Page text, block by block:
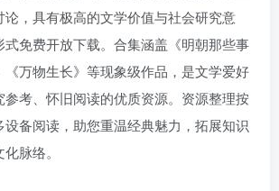
，具有极高的文学价值与社会研究意
式免费开放下载。合集涵盖《明朝那些事
《万物生长》等现象级作品，是文学爱好
考、怀旧阅读的优质资源。资源整理按
备阅读，助您重温经典魅力，拓展知识
脉络。